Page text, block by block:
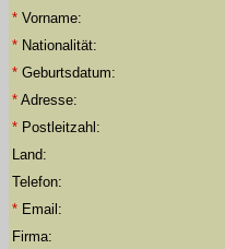
* Vorname:
* Nationalität:
* Geburtsdatum:
* Adresse:
* Postleitzahl:
Land:
Telefon:
* Email:
Firma: